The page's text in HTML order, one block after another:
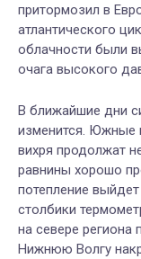
притормозил в
атлантического
облачности были
очага высокого
В ближайшие дни
изменится. Южные
вихря продолжат
равнины хорошо
потепление
столбики
на севере региона
Нижнюю Волгу